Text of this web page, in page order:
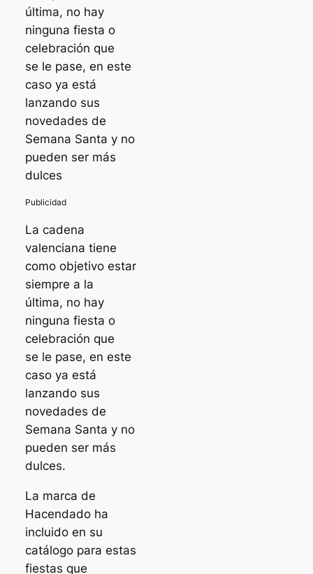
última, no hay
ninguna fiesta o
celebración que
se le pase, en este
caso ya está
lanzando sus
novedades de
Semana Santa y no
pueden ser más
dulces
La cadena
valenciana tiene
como objetivo estar
siempre a la
última, no hay
ninguna fiesta o
celebración que
se le pase, en este
caso ya está
lanzando sus
novedades de
Semana Santa y no
pueden ser más
dulces.
La marca de
Hacendado ha
incluido en su
catálogo para estas
fiestas que